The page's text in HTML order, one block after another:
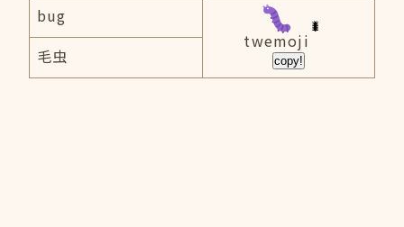
bug
twemoji
copy!
毛虫